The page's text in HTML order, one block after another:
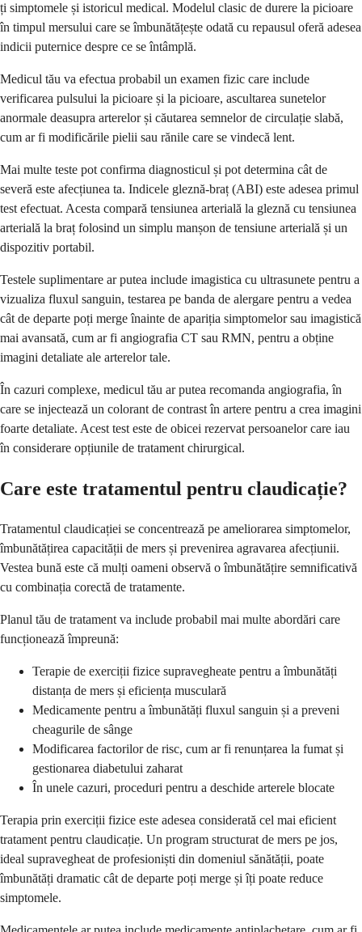
ți simptomele și istoricul medical. Modelul clasic de durere la picioare
în timpul mersului care se îmbunătățește odată cu repausul oferă adesea
indicii puternice despre ce se întâmplă.
Medicul tău va efectua probabil un examen fizic care include
verificarea pulsului la picioare și la picioare, ascultarea sunetelor
anormale deasupra arterelor și căutarea semnelor de circulație slabă,
cum ar fi modificările pielii sau rănile care se vindecă lent.
Mai multe teste pot confirma diagnosticul și pot determina cât de
severă este afecțiunea ta. Indicele gleznă-braț (ABI) este adesea primul
test efectuat. Acesta compară tensiunea arterială la gleznă cu tensiunea
arterială la braț folosind un simplu manșon de tensiune arterială și un
dispozitiv portabil.
Testele suplimentare ar putea include imagistica cu ultrasunete pentru a
vizualiza fluxul sanguin, testarea pe banda de alergare pentru a vedea
cât de departe poți merge înainte de apariția simptomelor sau imagistică
mai avansată, cum ar fi angiografia CT sau RMN, pentru a obține
imagini detaliate ale arterelor tale.
În cazuri complexe, medicul tău ar putea recomanda angiografia, în
care se injectează un colorant de contrast în artere pentru a crea imagini
foarte detaliate. Acest test este de obicei rezervat persoanelor care iau
în considerare opțiunile de tratament chirurgical.
Care este tratamentul pentru claudicație?
Tratamentul claudicației se concentrează pe ameliorarea simptomelor,
îmbunătățirea capacității de mers și prevenirea agravarea afecțiunii.
Vestea bună este că mulți oameni observă o îmbunătățire semnificativă
cu combinația corectă de tratamente.
Planul tău de tratament va include probabil mai multe abordări care
funcționează împreună:
Terapie de exerciții fizice supravegheate pentru a îmbunătăți
distanța de mers și eficiența musculară
Medicamente pentru a îmbunătăți fluxul sanguin și a preveni
cheagurile de sânge
Modificarea factorilor de risc, cum ar fi renunțarea la fumat și
gestionarea diabetului zaharat
În unele cazuri, proceduri pentru a deschide arterele blocate
Terapia prin exerciții fizice este adesea considerată cel mai eficient
tratament pentru claudicație. Un program structurat de mers pe jos,
ideal supravegheat de profesioniști din domeniul sănătății, poate
îmbunătăți dramatic cât de departe poți merge și îți poate reduce
simptomele.